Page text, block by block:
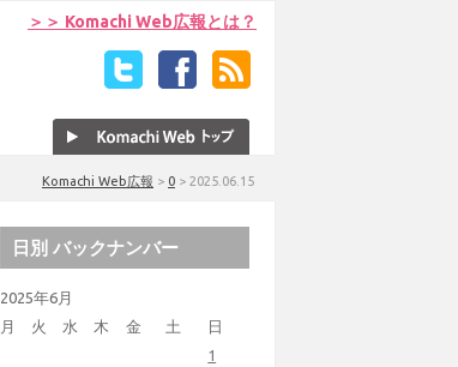
＞＞ Komachi Web広報とは？
Komachi Web広報 > 0 > 2025.06.15
日別 バックナンバー
2025年6月
月
火 水 木 金 土 日
1